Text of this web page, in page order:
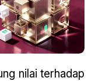
nilai terhadap